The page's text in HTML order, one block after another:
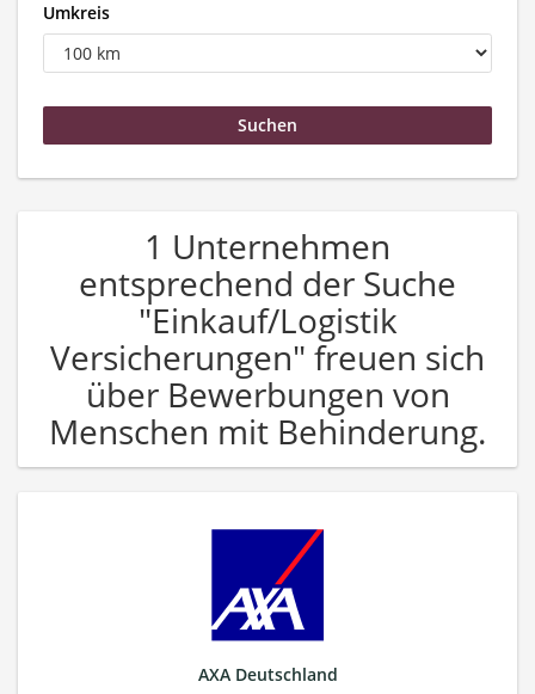
Umkreis
1 Unternehmen
entsprechend der Suche
"Einkauf/Logistik
Versicherungen" freuen sich
über Bewerbungen von
Menschen mit Behinderung.
AXA Deutschland